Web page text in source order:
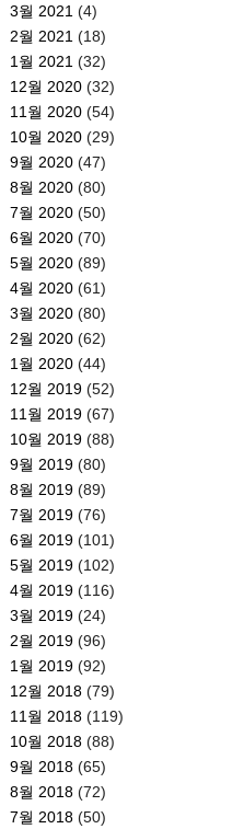
3월 2021 (4)
2월 2021 (18)
1월 2021 (32)
12월 2020(32)
11월 2020(54)
10월 2020(29)
9월 2020(47)
8월 2020(80)
7월 2020(50)
6월 2020(70)
5월 2020(89)
4월 2020(61)
3월 2020(80)
2월 2020(62)
1월 2020(44)
12월 2019(52)
11월 2019(67)
10월 2019(88)
9월 2019(80)
8월 2019(89)
7월 2019(76)
6월 2019(101)
5월 2019(102)
4월 2019(116)
3월 2019(24)
2월 2019(96)
1월 2019(92)
12월 2018(79)
11월 2018(119)
10월 2018(88)
9월 2018(65)
8월 2018(72)
7월 2018(50)